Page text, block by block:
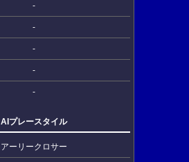
-
-
-
-
-
AIプレースタイル
アーリークロサー